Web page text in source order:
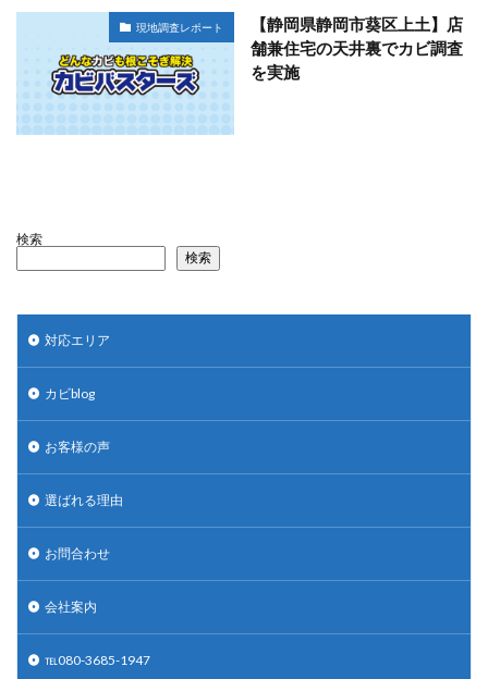
現地調査レポート
【静岡県静岡市葵区上土】店
舗兼住宅の天井裏でカビ調査
を実施
検索
検索
対応エリア
カビblog
お客様の声
選ばれる理由
お問合わせ
会社案内
℡080-3685-1947